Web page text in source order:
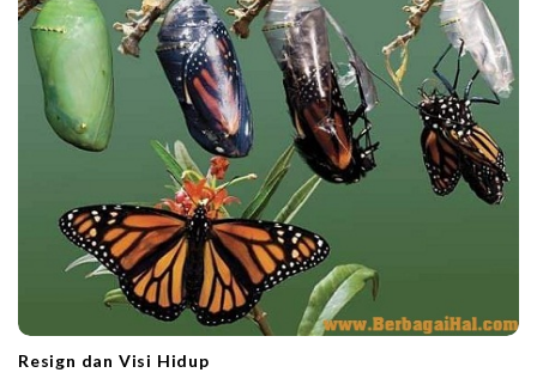
Resign dan Visi Hidup